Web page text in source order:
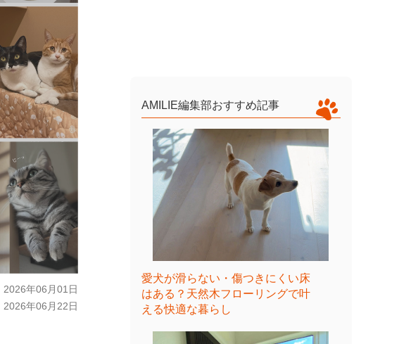
2026年06月01日
2026年06月22日
AMILIE編集部おすすめ記事
愛犬が滑らない・傷つきにくい床
はある？天然木フローリングで叶
える快適な暮らし